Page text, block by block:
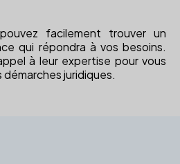
facilement trouver un
qui répondra à vos besoins.
à leur expertise pour vous
juridiques.